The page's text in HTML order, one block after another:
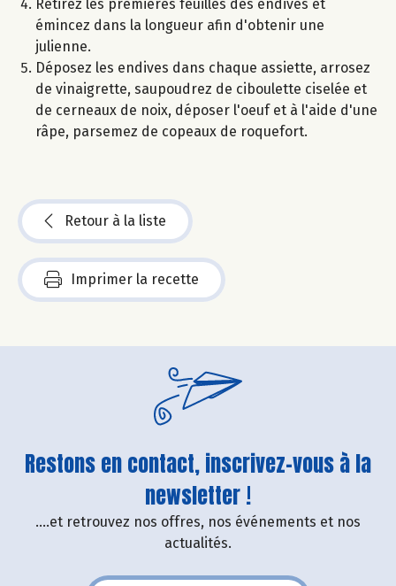
Retirez les premières feuilles des endives et
émincez dans la longueur afin d'obtenir une
julienne.
Déposez les endives dans chaque assiette, arrosez
de vinaigrette, saupoudrez de ciboulette ciselée et
de cerneaux de noix, déposer l'oeuf et à l'aide d'une
râpe, parsemez de copeaux de roquefort.
Retour à la liste
Imprimer la recette
Restons en contact, inscrivez-vous à la
newsletter !
....et retrouvez nos offres, nos événements et nos
actualités.